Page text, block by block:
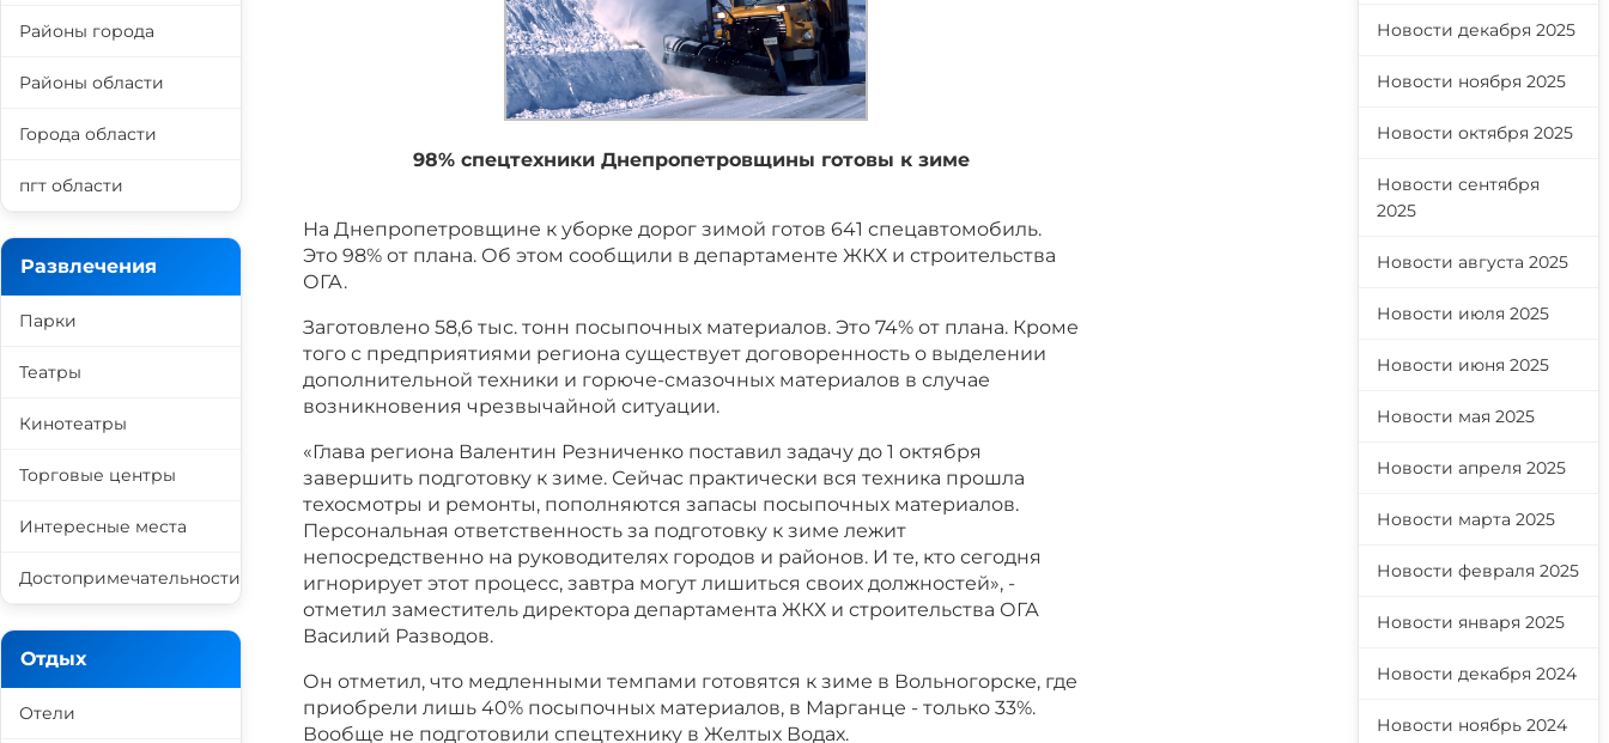
98% спецтехники Днепропетровщины готовы к зиме
На Днепропетровщине к уборке дорог зимой готов 641 спецавтомобиль.
Это 98% от плана. Об этом сообщили в департаменте ЖКХ и строительства
ОГА.
Заготовлено 58,6 тыс. тонн посыпочных материалов. Это 74% от плана. Кроме
того с предприятиями региона существует договоренность о выделении
дополнительной техники и горюче-смазочных материалов в случае
возникновения чрезвычайной ситуации.
«Глава региона Валентин Резниченко поставил задачу до 1 октября
завершить подготовку к зиме. Сейчас практически вся техника прошла
техосмотры и ремонты, пополняются запасы посыпочных материалов.
Персональная ответственность за подготовку к зиме лежит
непосредственно на руководителях городов и районов. И те, кто сегодня
игнорирует этот процесс, завтра могут лишиться своих должностей», -
отметил заместитель директора департамента ЖКХ и строительства ОГА
Василий Разводов.
Он отметил, что медленными темпами готовятся к зиме в Вольногорске, где
приобрели лишь 40% посыпочных материалов, в Марганце - только 33%.
Вообще не подготовили спецтехнику в Желтых Водах.
Районы города
Районы области
Города области
пгт области
Развлечения
Парки
Театры
Кинотеатры
Торговые центры
Интересные места
Достопримечательности
Отдых
Отели
Новости декабря 2025
Новости ноября 2025
Новости октября 2025
Новости сентября
2025
Новости августа 2025
Новости июля 2025
Новости июня 2025
Новости мая 2025
Новости апреля 2025
Новости марта 2025
Новости февраля 2025
Новости января 2025
Новости декабря 2024
Новости ноябрь 2024